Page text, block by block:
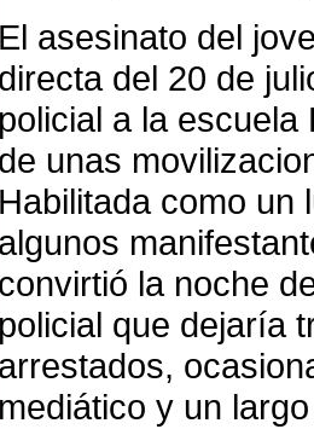
El asesinato del
directa del 20 de
policial a la
de unas
Habilitada como un
algunos
convirtió la noche
policial que dejaría
arrestados,
mediático y un